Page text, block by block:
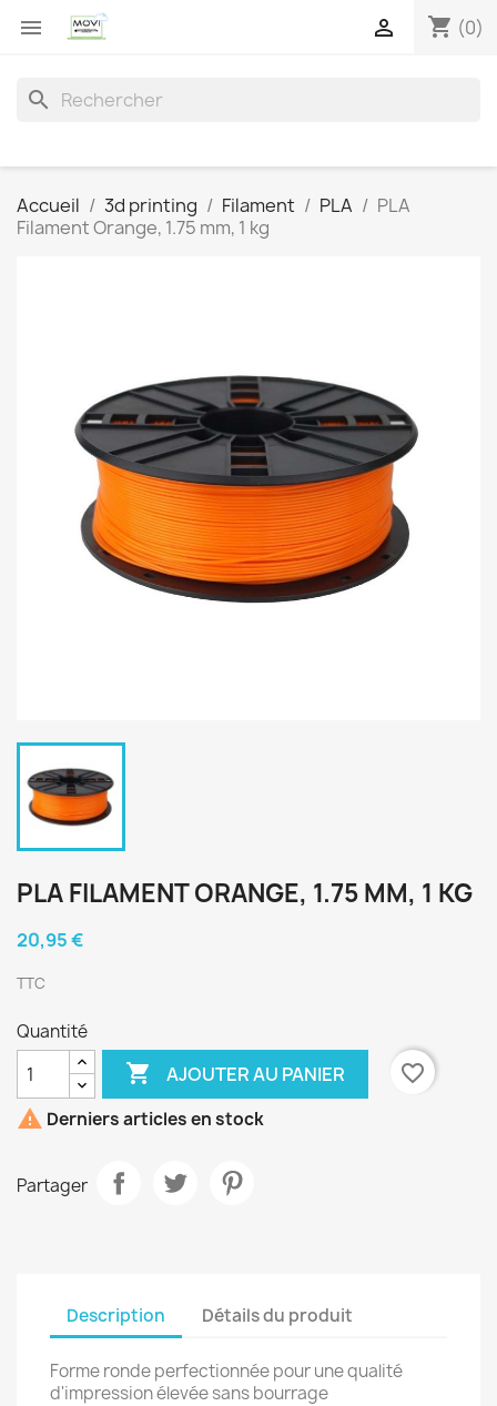
 shopping_cart (0)

search
Accueil 3d printing Filament PLA
PLA
Filament Orange, 1.75 mm, 1 kg
PLA FILAMENT ORANGE, 1.75 MM, 1 KG
20,95 €
TTC
Quantité
 AJOUTER AU PANIER
favorite_border
 Derniers articles en stock
Partager
Description Détails du produit
Forme ronde perfectionnée pour une qualité
d'impression élevée sans bourrage